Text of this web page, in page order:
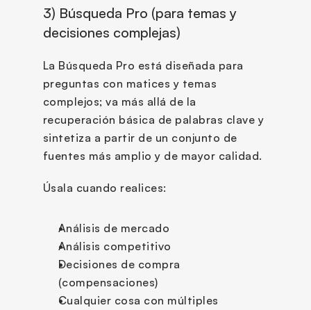
3) Búsqueda Pro (para temas y
decisiones complejas)
La Búsqueda Pro está diseñada para
preguntas con matices y temas
complejos; va más allá de la
recuperación básica de palabras clave y
sintetiza a partir de un conjunto de
fuentes más amplio y de mayor calidad.
Úsala cuando realices:
Análisis de mercado
Análisis competitivo
Decisiones de compra
(compensaciones)
Cualquier cosa con múltiples